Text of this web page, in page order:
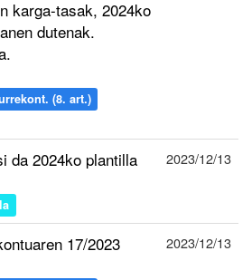
karga-tasak, 2024ko
dutenak.
(8. art.)
da 2024ko plantilla
2023/12/13
17/2023
2023/12/13